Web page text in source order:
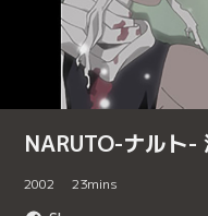
NARUTO-ナルト
2002 23mins